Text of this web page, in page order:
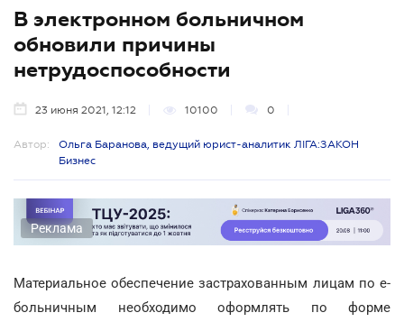
В электронном больничном
обновили причины
нетрудоспособности
23 июня 2021, 12:12 10100 0
Автор:
Ольга Баранова, ведущий юрист-аналитик ЛІГА:ЗАКОН
Бизнес
Реклама
Материальное обеспечение застрахованным лицам по е-
больничным необходимо оформлять по форме